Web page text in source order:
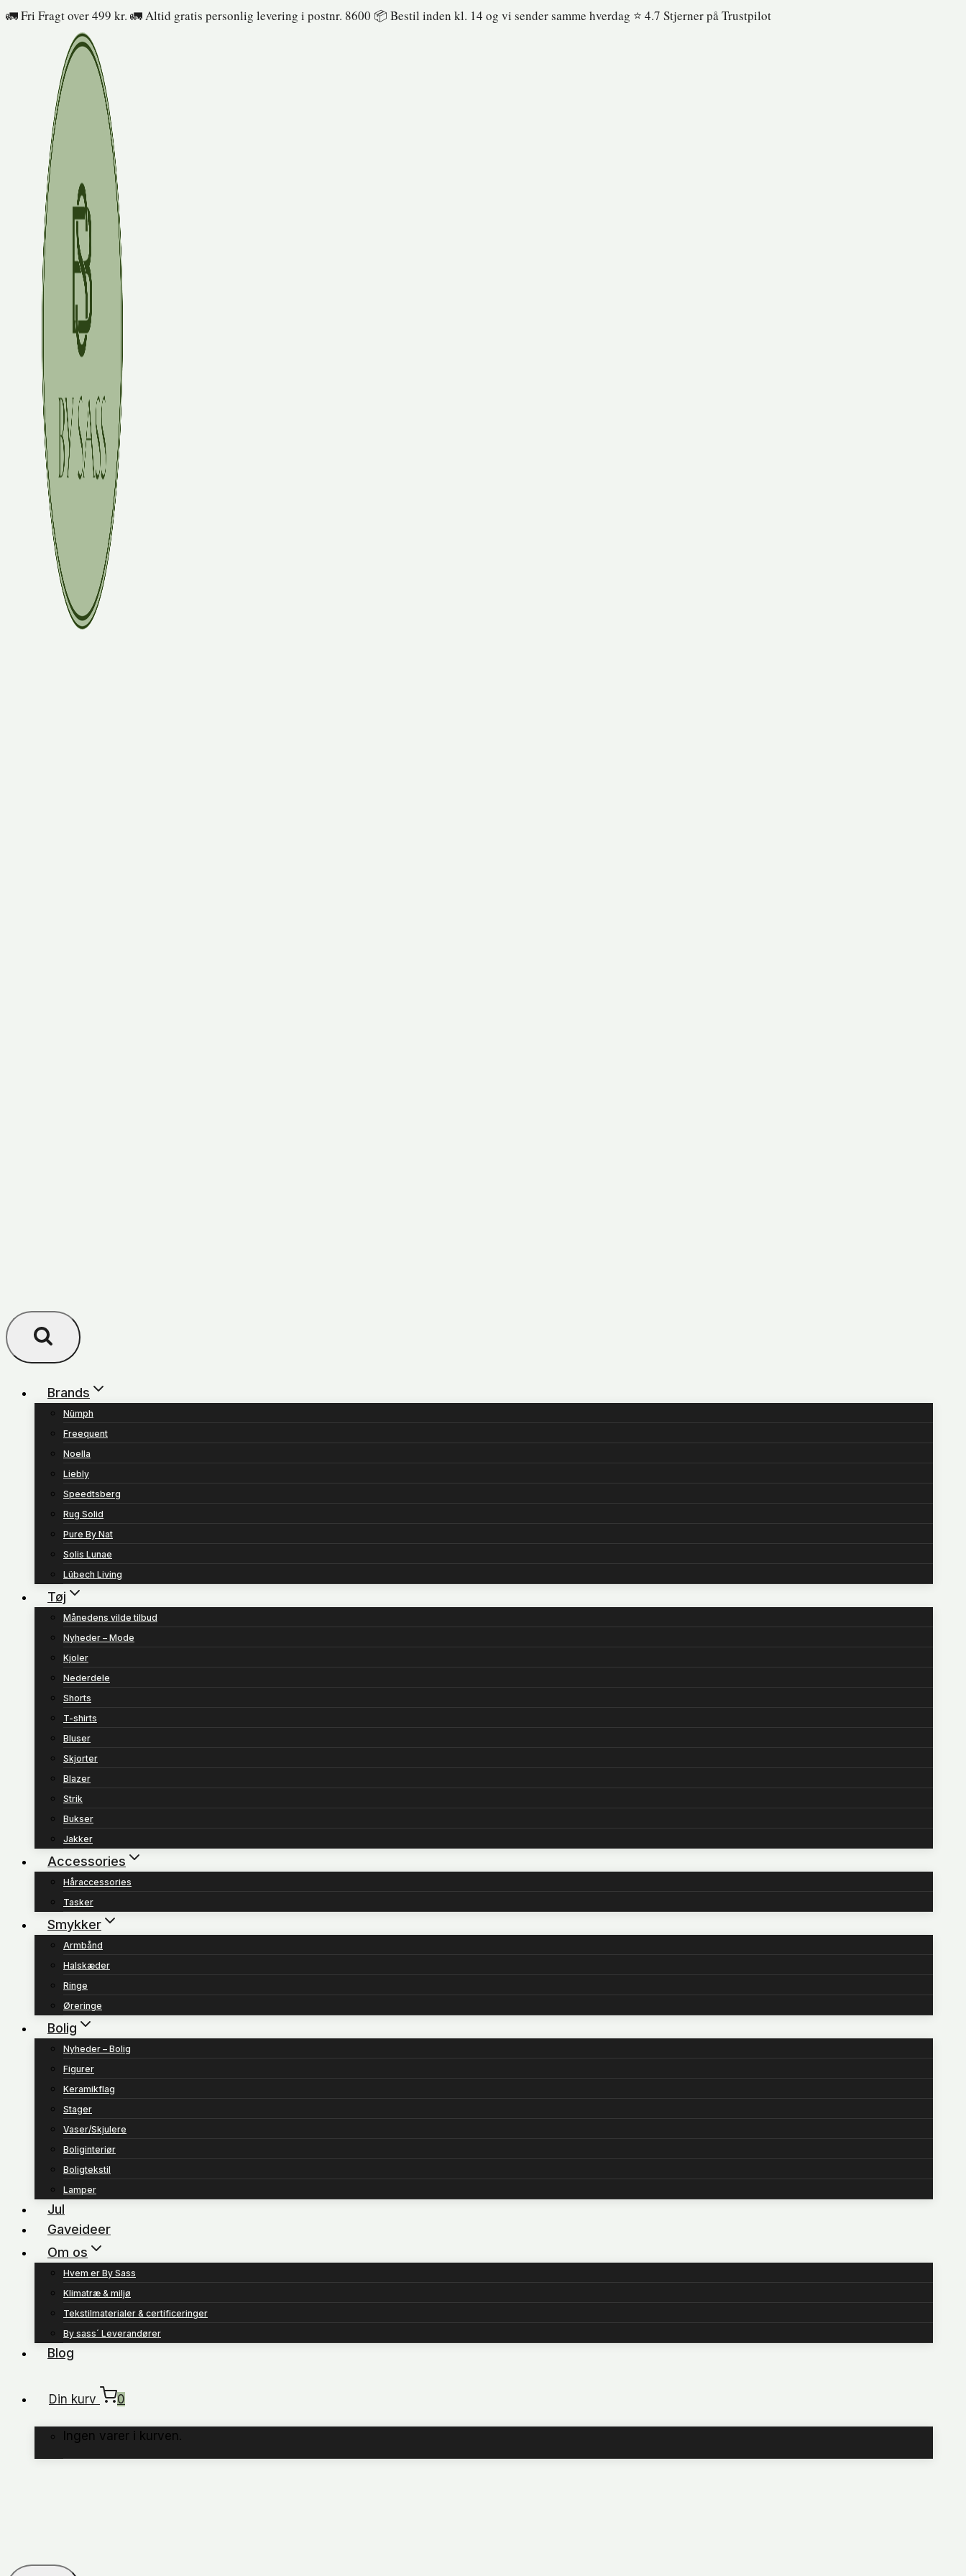
Fortsæt
🚛 Fri Fragt over 499 kr. 🚛 Altid gratis personlig levering i postnr. 8600 📦 Bestil inden kl. 14 og vi sender samme hverdag ⭐️ 4.7 Stjerner på Trustpilot
Brands
Nümph
Freequent
Noella
Liebly
Speedtsberg
Rug Solid
Pure By Nat
Solis Lunae
Lübech Living
Tøj
Månedens vilde tilbud
Nyheder – Mode
Kjoler
Nederdele
Shorts
T-shirts
Bluser
Skjorter
Blazer
Strik
Bukser
Jakker
Accessories
Håraccessories
Tasker
Smykker
Armbånd
Halskæder
Ringe
Øreringe
Bolig
Nyheder – Bolig
Figurer
Keramikflag
Stager
Vaser/Skjulere
Boliginteriør
Boligtekstil
Lamper
Jul
Gaveideer
Om os
Hvem er By Sass
Klimatræ & miljø
Tekstilmaterialer & certificeringer
By sass´ Leverandører
Blog
Din kurv 0
Ingen varer i kurven.